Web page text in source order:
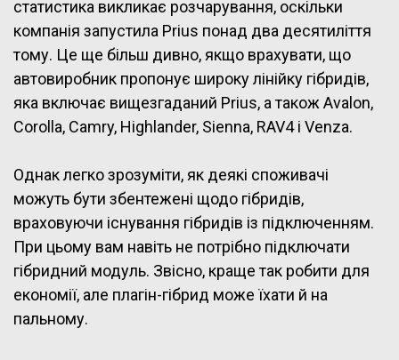
статистика викликає розчарування, оскільки
компанія запустила Prius понад два десятиліття
тому. Це ще більш дивно, якщо врахувати, що
автовиробник пропонує широку лінійку гібридів,
яка включає вищезгаданий Prius, а також Avalon,
Corolla, Camry, Highlander, Sienna, RAV4 і Venza.
Однак легко зрозуміти, як деякі споживачі
можуть бути збентежені щодо гібридів,
враховуючи існування гібридів із підключенням.
При цьому вам навіть не потрібно підключати
гібридний модуль. Звісно, краще так робити для
економії, але плагін-гібрид може їхати й на
пальному.